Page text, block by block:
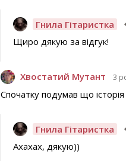
Гнила Гітаристка
Щиро дякую за відгук!
Хвостатий Мутант 3
Спочатку подумав що
Гнила Гітаристка
Ахахах, дякую))